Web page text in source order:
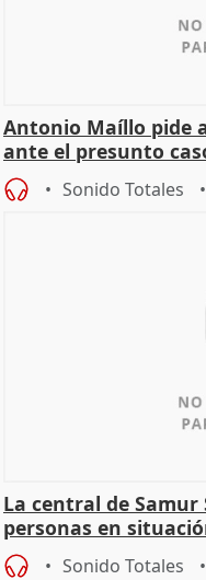
Antonio Maíllo pide
ante el presunto
Sonido Totales
La central de Samur
personas en
de Calor
Sonido Totales